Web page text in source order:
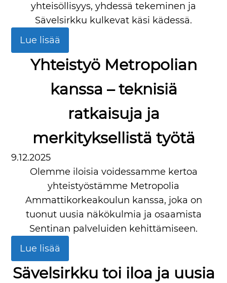
yhteisöllisyys, yhdessä tekeminen ja
Sävelsirkku kulkevat käsi kädessä.
Lue lisää
Yhteistyö Metropolian
kanssa – teknisiä
ratkaisuja ja
merkityksellistä työtä
9.12.2025
Olemme iloisia voidessamme kertoa
yhteistyöstämme Metropolia
Ammattikorkeakoulun kanssa, joka on
tuonut uusia näkökulmia ja osaamista
Sentinan palveluiden kehittämiseen.
Lue lisää
Sävelsirkku toi iloa ja uusia